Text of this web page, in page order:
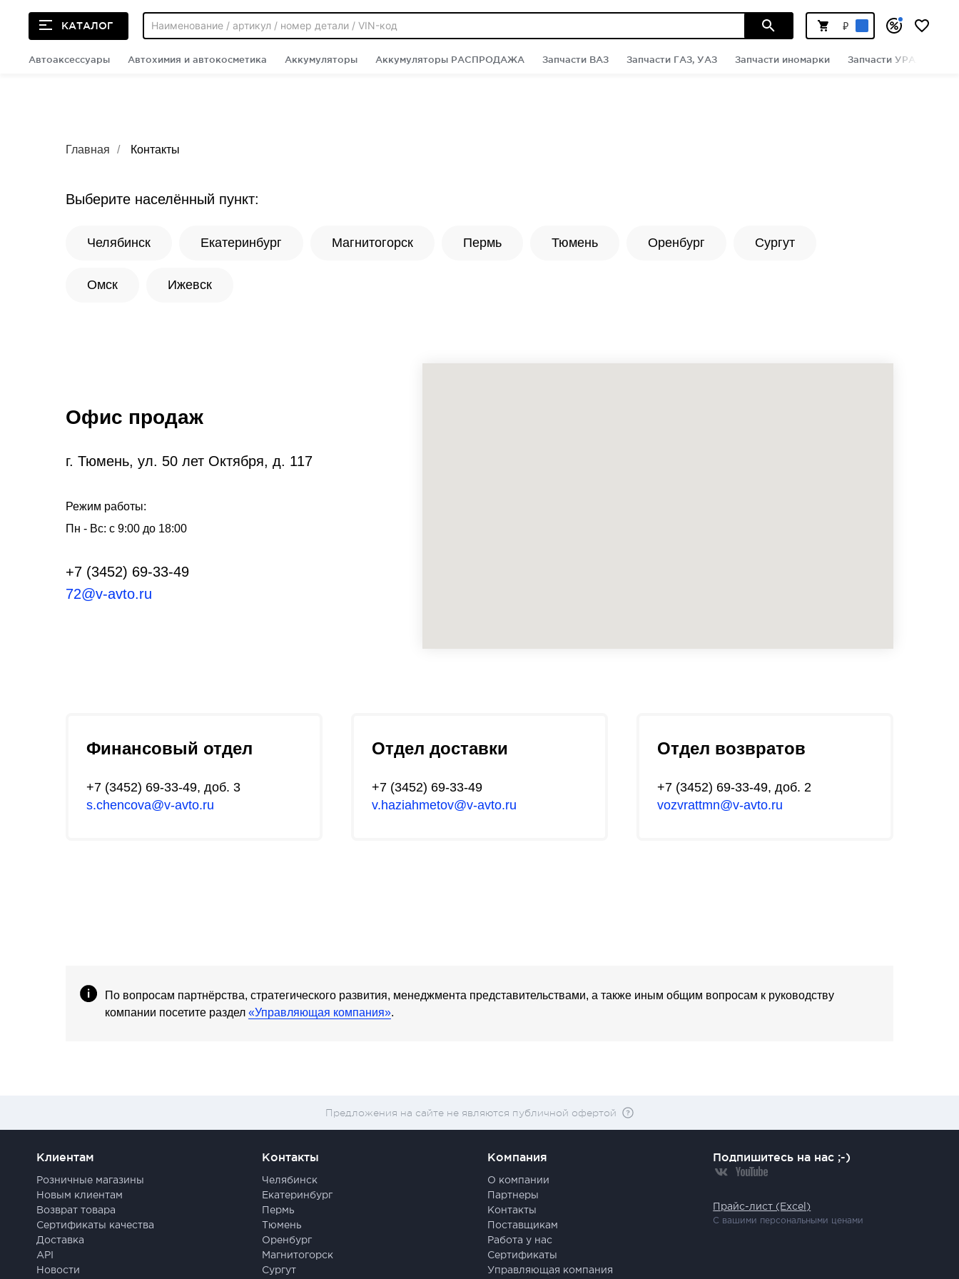
КАТАЛОГ ⃏
Автоаксессуары Автохимия и автокосметика Аккумуляторы Аккумуляторы РАСПРОДАЖА Запчасти ВАЗ Запчасти ГАЗ, УАЗ Запчасти иномарки Запчасти УРАЛ
Главная / Контакты
Выберите населённый пункт:
Челябинск Екатеринбург Магнитогорск Пермь Тюмень Оренбург Сургут
Омск Ижевск
Офис продаж
г. Тюмень, ул. 50 лет Октября, д. 117
Режим работы:
Пн - Вс: с 9:00 до 18:00
+7 (3452) 69-33-49
72@v-avto.ru
Финансовый отдел
+7 (3452) 69-33-49, доб. 3
s.chencova@v-avto.ru
Отдел доставки
+7 (3452) 69-33-49
v.haziahmetov@v-avto.ru
Отдел возвратов
+7 (3452) 69-33-49, доб. 2
vozvrattmn@v-avto.ru
По вопросам партнёрства, стратегического развития, менеджмента представительствами, а также иным общим вопросам к руководству
компании посетите раздел «Управляющая компания».
Предложения на сайте не являются публичной офертой
Клиентам
Розничные магазины
Новым клиентам
Возврат товара
Сертификаты качества
Доставка
API
Новости
Контакты
Челябинск
Екатеринбург
Пермь
Тюмень
Оренбург
Магнитогорск
Сургут
Компания
О компании
Партнеры
Контакты
Поставщикам
Работа у нас
Сертификаты
Управляющая компания
Подпишитесь на нас ;-)
Прайс-лист (Excel)
С вашими персональными ценами